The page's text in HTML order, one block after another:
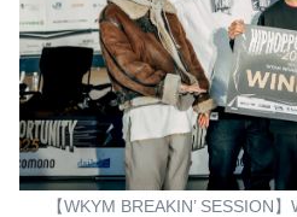
【WKYM BREAKIN’ SESSION